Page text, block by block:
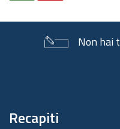
Non hai
pagina
Recapiti